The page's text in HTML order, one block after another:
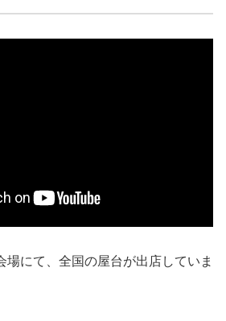
場にて、全国の屋台が出店していま